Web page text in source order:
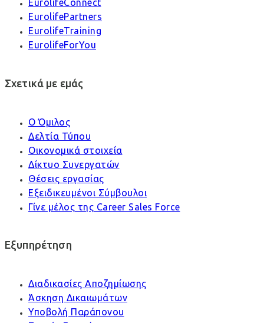
EurolifeConnect
EurolifePartners
EurolifeTraining
EurolifeForYou
Σχετικά με εμάς
Ο Όμιλος
Δελτία Τύπου
Οικονομικά στοιχεία
Δίκτυο Συνεργατών
Θέσεις εργασίας
Εξειδικευμένοι Σύμβουλοι
Γίνε μέλος της Career Sales Force
Εξυπηρέτηση
Διαδικασίες Αποζημίωσης
Άσκηση Δικαιωμάτων
Υποβολή Παράπονου